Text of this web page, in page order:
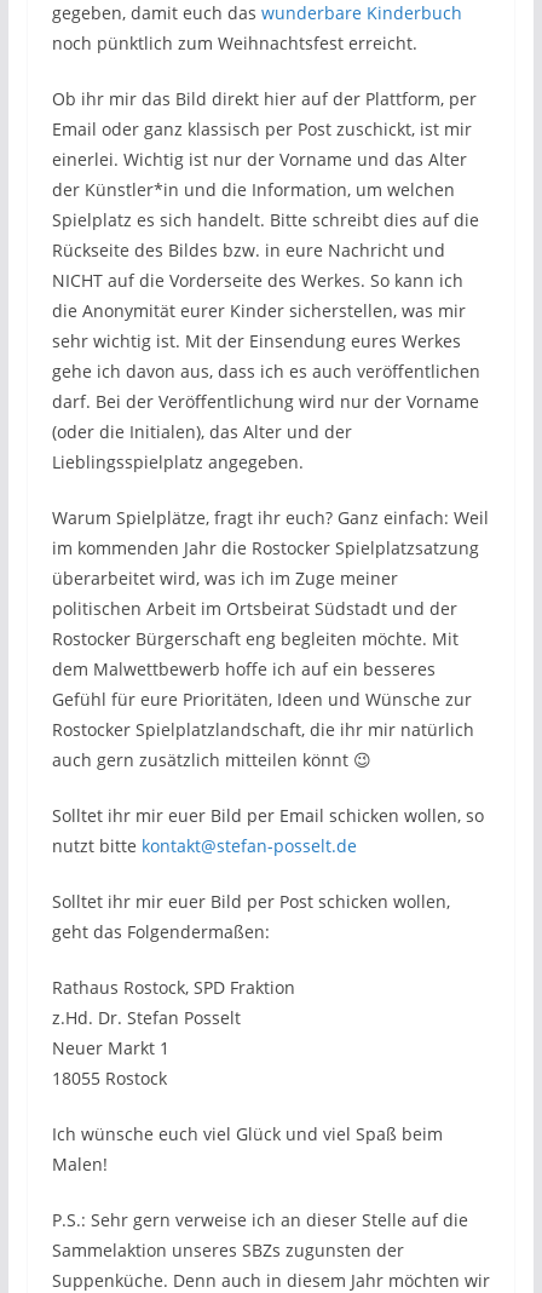
gegeben, damit euch das wunderbare Kinderbuch
noch pünktlich zum Weihnachtsfest erreicht.
Ob ihr mir das Bild direkt hier auf der Plattform, per
Email oder ganz klassisch per Post zuschickt, ist mir
einerlei. Wichtig ist nur der Vorname und das Alter
der Künstler*in und die Information, um welchen
Spielplatz es sich handelt. Bitte schreibt dies auf die
Rückseite des Bildes bzw. in eure Nachricht und
NICHT auf die Vorderseite des Werkes. So kann ich
die Anonymität eurer Kinder sicherstellen, was mir
sehr wichtig ist. Mit der Einsendung eures Werkes
gehe ich davon aus, dass ich es auch veröffentlichen
darf. Bei der Veröffentlichung wird nur der Vorname
(oder die Initialen), das Alter und der
Lieblingsspielplatz angegeben.
Warum Spielplätze, fragt ihr euch? Ganz einfach: Weil
im kommenden Jahr die Rostocker Spielplatzsatzung
überarbeitet wird, was ich im Zuge meiner
politischen Arbeit im Ortsbeirat Südstadt und der
Rostocker Bürgerschaft eng begleiten möchte. Mit
dem Malwettbewerb hoffe ich auf ein besseres
Gefühl für eure Prioritäten, Ideen und Wünsche zur
Rostocker Spielplatzlandschaft, die ihr mir natürlich
auch gern zusätzlich mitteilen könnt 😉
Solltet ihr mir euer Bild per Email schicken wollen, so
nutzt bitte kontakt@stefan-posselt.de
Solltet ihr mir euer Bild per Post schicken wollen,
geht das Folgendermaßen:
Rathaus Rostock, SPD Fraktion
z.Hd. Dr. Stefan Posselt
Neuer Markt 1
18055 Rostock
Ich wünsche euch viel Glück und viel Spaß beim
Malen!
P.S.: Sehr gern verweise ich an dieser Stelle auf die
Sammelaktion unseres SBZs zugunsten der
Suppenküche. Denn auch in diesem Jahr möchten wir